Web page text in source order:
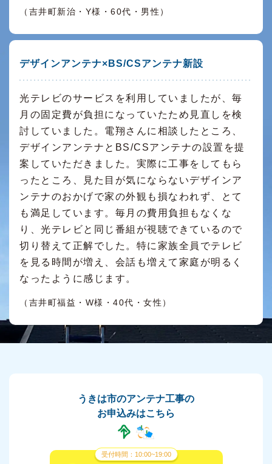
（吉井町新治・Y様・60代・男性）
デザインアンテナ×BS/CSアンテナ新設
光テレビのサービスを利用していましたが、毎
月の固定費が負担になっていたため見直しを検
討していました。電翔さんに相談したところ、
デザインアンテナとBS/CSアンテナの設置を提
案していただきました。実際に工事をしてもら
ったところ、見た目が気にならないデザインア
ンテナのおかげで家の外観も損なわれず、とて
も満足しています。毎月の費用負担もなくな
り、光テレビと同じ番組が視聴できているので
切り替えて正解でした。特に家族全員でテレビ
を見る時間が増え、会話も増えて家庭が明るく
なったように感じます。
（吉井町福益・W様・40代・女性）
うきは市のアンテナ工事の
お申込みはこちら
受付時間：10:00~19:00